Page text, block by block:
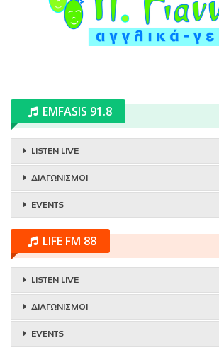
EMFASIS 91.8
LISTEN LIVE
ΔΙΑΓΩΝΙΣΜΟΙ
EVENTS
LIFE FM 88
LISTEN LIVE
ΔΙΑΓΩΝΙΣΜΟΙ
EVENTS